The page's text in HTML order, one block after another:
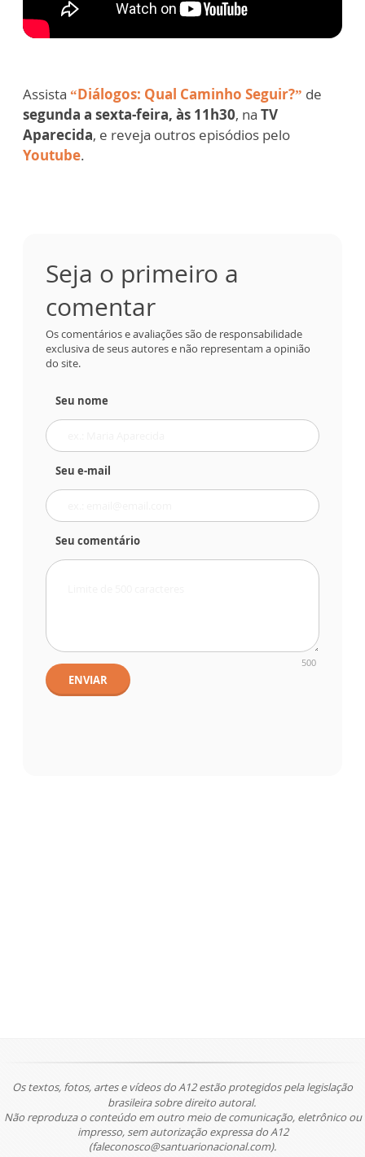
Assista “Diálogos: Qual Caminho Seguir?” de
segunda a sexta-feira, às 11h30, na TV
Aparecida, e reveja outros episódios pelo
Youtube.
Seja o primeiro a
comentar
Os comentários e avaliações são de responsabilidade
exclusiva de seus autores e não representam a opinião
do site.
Seu nome
Seu e-mail
Seu comentário
500
ENVIAR
Os textos, fotos, artes e vídeos do A12 estão protegidos pela legislação
brasileira sobre direito autoral.
Não reproduza o conteúdo em outro meio de comunicação, eletrônico ou
impresso, sem autorização expressa do A12
(faleconosco@santuarionacional.com).